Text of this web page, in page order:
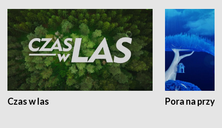
Czas w las Pora na